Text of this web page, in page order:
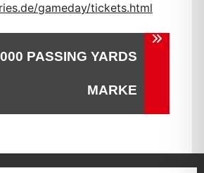
gameday/tickets.html
PASSING YARDS
MARKE